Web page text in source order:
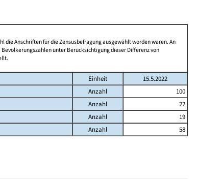
Anschriften für die Zensusbefragung ausgewählt worden waren. An
unter Berücksichtigung dieser Differenz von
Einheit
15.5.2022
Anzahl
100
Anzahl
22
Anzahl
19
Anzahl 58